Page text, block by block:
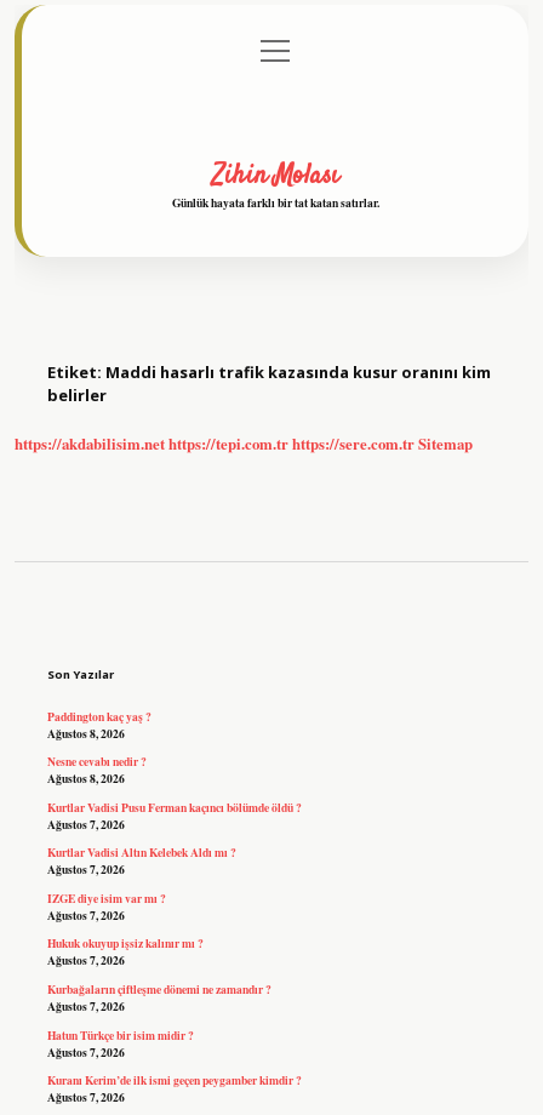
Gizlilik Politikası
menüyü
aç
Zihin Molası
Günlük hayata farklı bir tat katan satırlar.
Etiket: Maddi hasarlı trafik kazasında kusur oranını kim
belirler
https://akdabilisim.nethttps://tepi.com.trhttps://sere.com.trSitemap
Son Yazılar
Paddington kaç yaş ?
Ağustos 8, 2026
Nesne cevabı nedir ?
Ağustos 8, 2026
Kurtlar Vadisi Pusu Ferman kaçıncı bölümde öldü ?
Ağustos 7, 2026
Kurtlar Vadisi Altın Kelebek Aldı mı ?
Ağustos 7, 2026
IZGE diye isim var mı ?
Ağustos 7, 2026
Hukuk okuyup işsiz kalınır mı ?
Ağustos 7, 2026
Kurbağaların çiftleşme dönemi ne zamandır ?
Ağustos 7, 2026
Hatun Türkçe bir isim midir ?
Ağustos 7, 2026
Kuranı Kerim’de ilk ismi geçen peygamber kimdir ?
Ağustos 7, 2026